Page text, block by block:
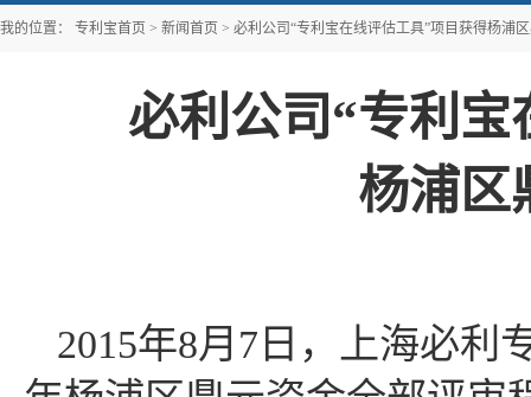
我的位置： 专利宝首页 > 新闻首页 > 必利公司“专利宝在线评估工具”项目获得杨浦
必利公司“专利
杨浦区
2015年8月7日，上海必利